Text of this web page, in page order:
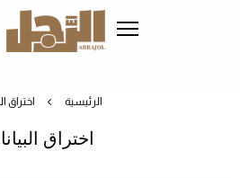
الرئيسية اختراق
اختراق